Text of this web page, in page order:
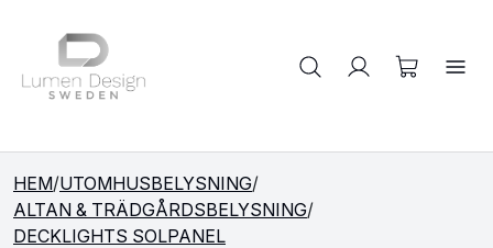
Sök på produkter
HEM/UTOMHUSBELYSNING/
ALTAN & TRÄDGÅRDSBELYSNING/
DECKLIGHTS SOLPANEL